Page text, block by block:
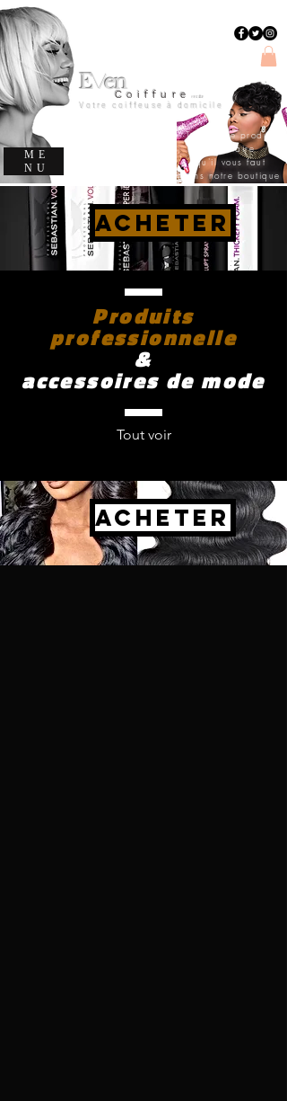
Even
Coiffure evencoiffure
Votre coiffeuse à domicile
Trouvez le produit
capillaire
qu'il vous faut
dans notre boutique
ME
NU
ACHETER
Produits
professionnelle
&
accessoires de mode
Tout voir
ACHETER